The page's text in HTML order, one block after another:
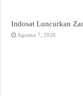
Indosat Luncurkan
Agustus 7, 2026